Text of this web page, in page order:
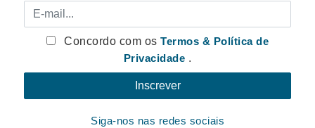
E-mail
Concordo com osTermos & Política de
Privacidade .
Siga-nos nas redes sociais